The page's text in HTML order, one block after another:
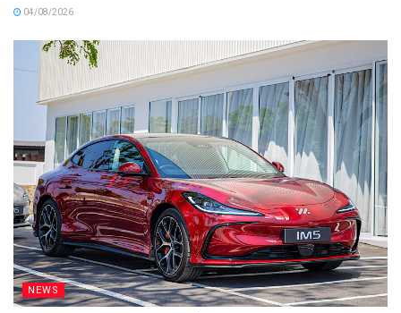
04/08/2026
NEWS